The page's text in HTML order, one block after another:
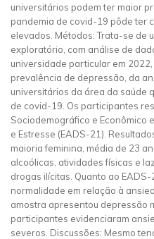
universitários podem ter maior
pandemia de covid-19 pôde ter
elevados. Métodos: Trata-se de
exploratório, com análise de
universidade particular em
prevalência de depressão, da
universitários da área da saúde
de covid-19. Os participantes
Sociodemográfico e Econômico
e Estresse (EADS-21).
maioria feminina, média de 23
alcoólicas, atividades físicas e
drogas ilícitas. Quanto ao
normalidade em relação à
amostra apresentou depressão
participantes evidenciaram
severos. Discussões: Mesmo